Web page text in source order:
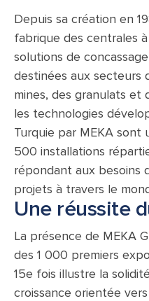
Depuis sa création en
fabrique des centrales
solutions de
destinées aux secteurs
mines, des granulats et
les technologies
Turquie par MEKA sont
500 installations
répondant aux besoins
projets à travers le
Une réussite
La présence de MEKA
des 1 000 premiers
15e fois illustre la
croissance orientée